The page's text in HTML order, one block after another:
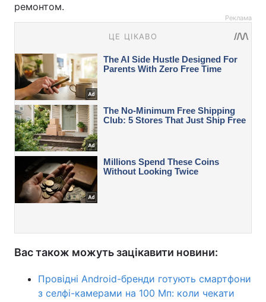
ремонтом.
Реклама
Вас також можуть зацікавити новини:
Провідні Android-бренди готують смартфони
з селфі-камерами на 100 Мп: коли чекати